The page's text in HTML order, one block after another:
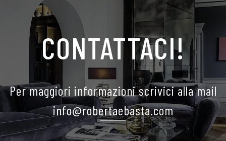
CONTATTACI!
Per maggiori informazioni scrivici alla mail
info@robertaebasta.com